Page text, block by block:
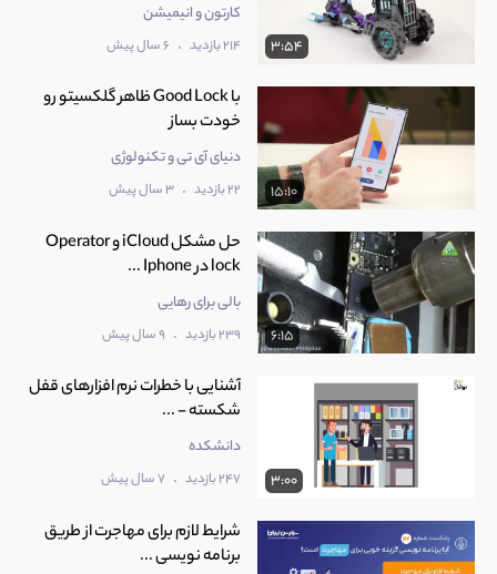
3:54
کارتون و انیمیشن
214 بازدید . 6 سال پیش
15:10
با Good Lock ظاهر گلکسیتو رو
خودت بساز
دنیای آی تی و تکنولوژی
22 بازدید . 3 سال پیش
6:15
‫حل مشکل iCloud و Operator
lock در Iphone ...
بالی برای رهایی
239 بازدید . 9 سال پیش
3:00
آشنایی با خطرات نرم افزارهای قفل
شکسته - ...
دانشکده
247 بازدید . 7 سال پیش
شرایط لازم برای مهاجرت از طریق
برنامه نویسی ...